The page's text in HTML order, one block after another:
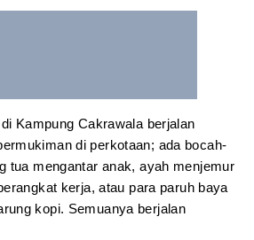
Kampung Cakrawala berjalan
di perkotaan; ada bocah-
tua mengantar anak, ayah menjemur
kerja, atau para paruh baya
kopi. Semuanya berjalan